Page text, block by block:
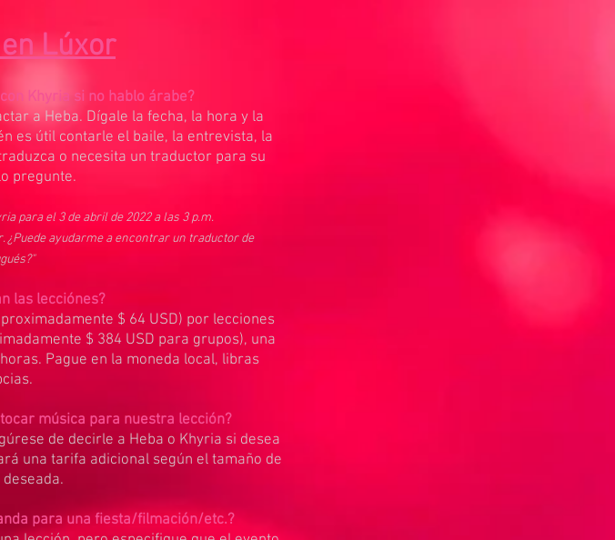
Lúxor
Khyria si no hablo árabe?
a Heba. Dígale la fecha, la hora y la
es útil contarle el baile, la entrevista, la
o necesita un traductor para su
pregunte.
para el 3 de abril de 2022 a las 3 p.m.
¿Puede ayudarme a encontrar un traductor de
las lecciónes?
$ 64 USD) por lecciones
$ 384 USD para grupos), una
Pague en la moneda local, libras
música para nuestra lección?
de decirle a Heba o Khyria si desea
una tarifa adicional según el tamaño de
para una fiesta/filmación/etc.?